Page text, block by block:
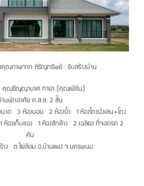
คุณภาพจาก หิรัญทรัพย์ : รับสร้างบ้าน
คุณธัญญามาศ ทายา (คุณเฟิร์น)
นพักอาศัย ค.ส.ล. 2 ชั้น
าด 3 ห้องนอน 2 ห้องน้ำ 1 ห้องโถงนั่งเล่น+โถง
องเก็บของ 1 ห้องชักล้าง 2 เฉลียง ที่จอดรถ 2
คัน
าง ต.ไผ่ล้อม อ.บ้านแพง จ.นครพนม